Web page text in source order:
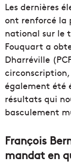
Les dernières
ont renforcé la
national sur le
Fouquart a
Dharréville
circonscription,
également été
résultats qui
basculement
François
mandat en